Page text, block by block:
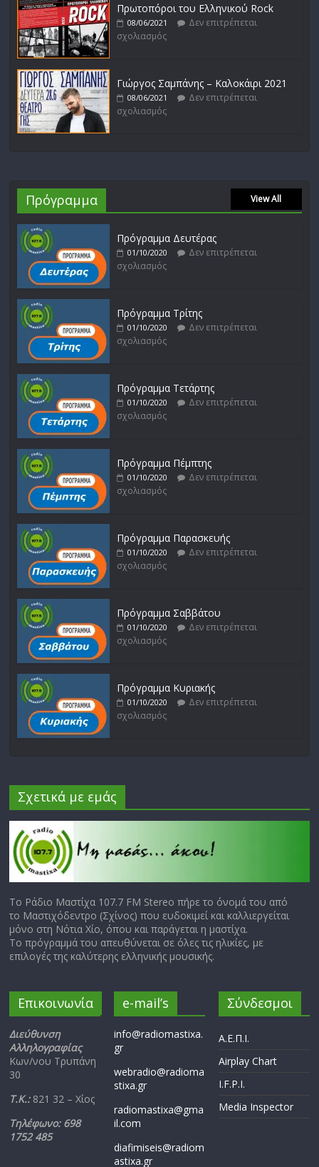
Πρωτοπόροι του Ελληνικού Rock
08/06/2021
Δεν επιτρέπεται
σχολιασμός
Γιώργος Σαμπάνης – Καλοκάιρι 2021
08/06/2021
Δεν επιτρέπεται
σχολιασμός
Πρόγραμμα View All
Πρόγραμμα Δευτέρας
01/10/2020
Δεν επιτρέπεται
σχολιασμός
Πρόγραμμα Τρίτης
01/10/2020
Δεν επιτρέπεται
σχολιασμός
Πρόγραμμα Τετάρτης
01/10/2020
Δεν επιτρέπεται
σχολιασμός
Πρόγραμμα Πέμπτης
01/10/2020
Δεν επιτρέπεται
σχολιασμός
Πρόγραμμα Παρασκευής
01/10/2020
Δεν επιτρέπεται
σχολιασμός
Πρόγραμμα Σαββάτου
01/10/2020
Δεν επιτρέπεται
σχολιασμός
Πρόγραμμα Κυριακής
01/10/2020
Δεν επιτρέπεται
σχολιασμός
Σχετικά με εμάς
Το Ράδιο Μαστίχα 107.7 FM Stereo πήρε το όνομά του από
το Μαστιχόδεντρο (Σχίνος) που ευδοκιμεί και καλλιεργείται
μόνο στη Νότια Χίο, όπου και παράγεται η μαστίχα.
Το πρόγραμμά του απευθύνεται σε όλες τις ηλικίες, με
επιλογές της καλύτερης ελληνικής μουσικής.
Επικοινωνία
Διεύθυνση
Αλληλογραφίας
Κων/νου Τρυπάνη
30
Τ.Κ.: 821 32 – Χίος
Τηλέφωνο: 698
1752 485
e-mail’s
info@radiomastixa.
gr
webradio@radioma
stixa.gr
radiomastixa@gma
il.com
diafimiseis@radiom
astixa.gr
Σύνδεσμοι
Α.Ε.Π.Ι.
Airplay Chart
I.F.P.I.
Media Inspector